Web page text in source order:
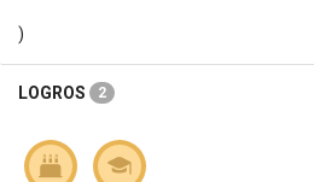
)
LOGROS 2